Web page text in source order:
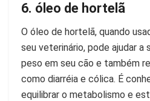
6. óleo de hortelã
O óleo de hortelã, quando
seu veterinário, pode ajudar a
peso em seu cão e também
como diarréia e cólica. É
equilibrar o metabolismo e